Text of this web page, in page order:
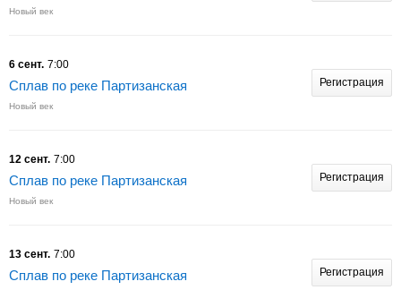
Новый век
6 сент. 7:00
Сплав по реке Партизанская
Новый век
Регистрация
12 сент. 7:00
Сплав по реке Партизанская
Новый век
Регистрация
13 сент. 7:00
Сплав по реке Партизанская Регистрация